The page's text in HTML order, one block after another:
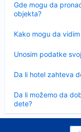
Gde mogu da
objekta?
Kako mogu da
Unosim podatke
Da li hotel zahteva
Da li možemo da
dete?